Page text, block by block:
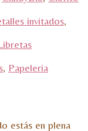
invitados,
, Papeleria
estás en plena